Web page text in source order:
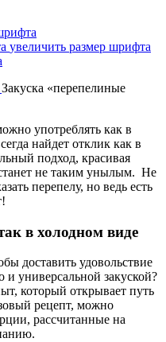
увеличить размер шрифта
Закуска «перепелиные
употреблять как в
найдет отклик как в
подход, красивая
не таким унылым. Не
перепелу, но ведь есть
в холодном виде
доставить удовольствие
универсальной закуской?
который открывает путь
рецепт, можно
рассчитанные на